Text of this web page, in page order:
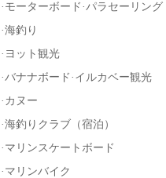
·モーターボード·パラセーリング
·海釣り
·ヨット観光
·バナナボード·イルカベー観光
·カヌー
·海釣りクラブ（宿泊）
·マリンスケートボード
·マリンバイク